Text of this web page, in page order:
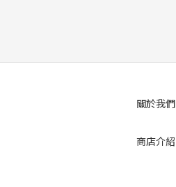
關於我們
商店介紹